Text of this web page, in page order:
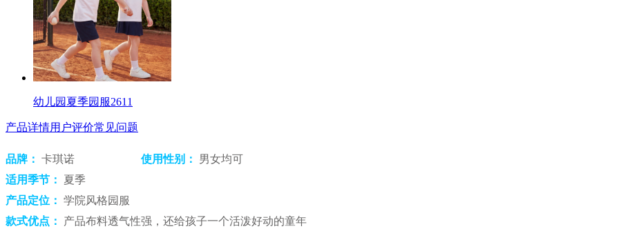
幼儿园夏季园服2611
产品详情用户评价常见问题
品牌： 卡琪诺 使用性别：
男女均可
适用季节：
夏季
产品定位： 学院风格园服
款式优点：
产品布料透气性强，还给孩子一个活泼好动的童年